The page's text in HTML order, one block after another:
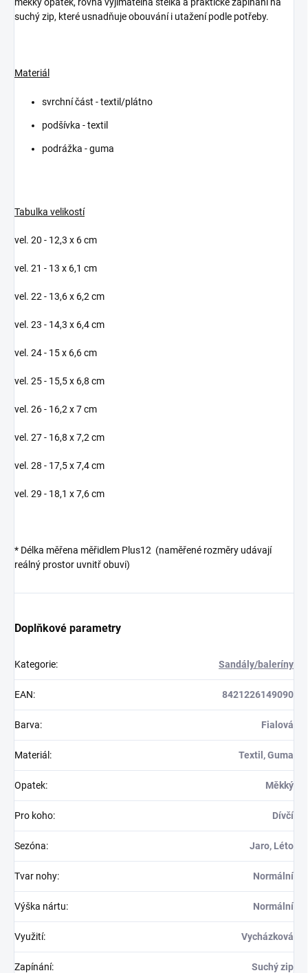
suchý zip, které usnadňuje obouvání i utažení podle potřeby.
Materiál
svrchní část - textil/plátno
podšívka - textil
podrážka - guma
Tabulka velikostí
vel. 20 - 12,3 x 6 cm
vel. 21 - 13 x 6,1 cm
vel. 22 - 13,6 x 6,2 cm
vel. 23 - 14,3 x 6,4 cm
vel. 24 - 15 x 6,6 cm
vel. 25 - 15,5 x 6,8 cm
vel. 26 - 16,2 x 7 cm
vel. 27 - 16,8 x 7,2 cm
vel. 28 - 17,5 x 7,4 cm
vel. 29 - 18,1 x 7,6 cm
* Délka měřena měřidlem Plus12 (naměřené rozměry udávají
reálný prostor uvnitř obuvi)
Doplňkové parametry
Kategorie: Sandály/baleríny
EAN: 8421226149090
Barva: Fialová
Materiál : Textil, Guma
Opatek: Měkký
Pro koho: Dívčí
Sezóna: Jaro, Léto
Tvar nohy: Normální
Výška nártu: Normální
Využití: Vycházková
Zapínání: Suchý zip